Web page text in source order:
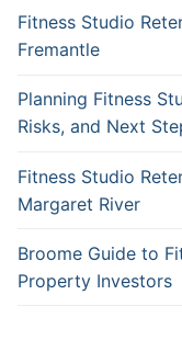
Fitness Studio
Fremantle
Planning Fitness
Risks, and Next
Fitness Studio
Margaret River
Broome Guide to
Property Investors